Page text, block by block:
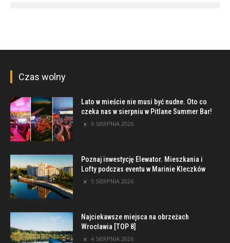
Czas wolny
Lato w mieście nie musi być nudne. Oto co
czeka nas w sierpniu w Pitlane Summer Bar!
6 SIERPNIA 2026
Poznaj inwestycję Elewator. Mieszkania i
Lofty podczas eventu w Marinie Kleczków
5 SIERPNIA 2026
Najciekawsze miejsca na obrzeżach
Wrocławia [TOP 8]
4 SIERPNIA 2026